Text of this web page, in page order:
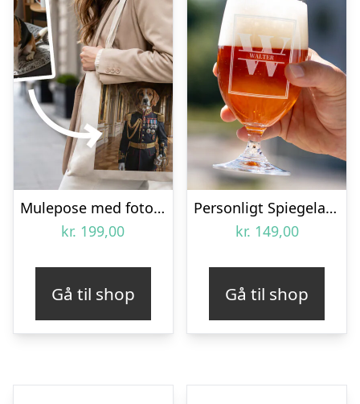
Mulepose med foto – Kongeligt dyreportræt
kr. 199,00
Gå til shop
Personligt Spiegelau Ølglas med Gravering – Bogstav & Navn
kr. 149,00
Gå til shop